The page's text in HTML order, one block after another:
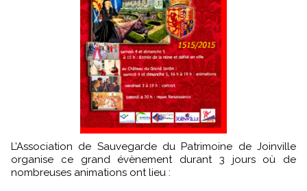
L’Association de Sauvegarde du Patrimoine de Joinville
organise ce grand évènement durant 3 jours où de
nombreuses animations ont lieu :